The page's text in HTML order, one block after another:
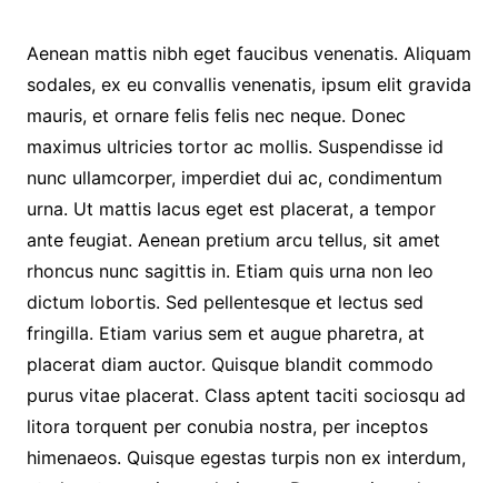
Aenean mattis nibh eget faucibus venenatis. Aliquam
sodales, ex eu convallis venenatis, ipsum elit gravida
mauris, et ornare felis felis nec neque. Donec
maximus ultricies tortor ac mollis. Suspendisse id
nunc ullamcorper, imperdiet dui ac, condimentum
urna. Ut mattis lacus eget est placerat, a tempor
ante feugiat. Aenean pretium arcu tellus, sit amet
rhoncus nunc sagittis in. Etiam quis urna non leo
dictum lobortis. Sed pellentesque et lectus sed
fringilla. Etiam varius sem et augue pharetra, at
placerat diam auctor. Quisque blandit commodo
purus vitae placerat. Class aptent taciti sociosqu ad
litora torquent per conubia nostra, per inceptos
himenaeos. Quisque egestas turpis non ex interdum,